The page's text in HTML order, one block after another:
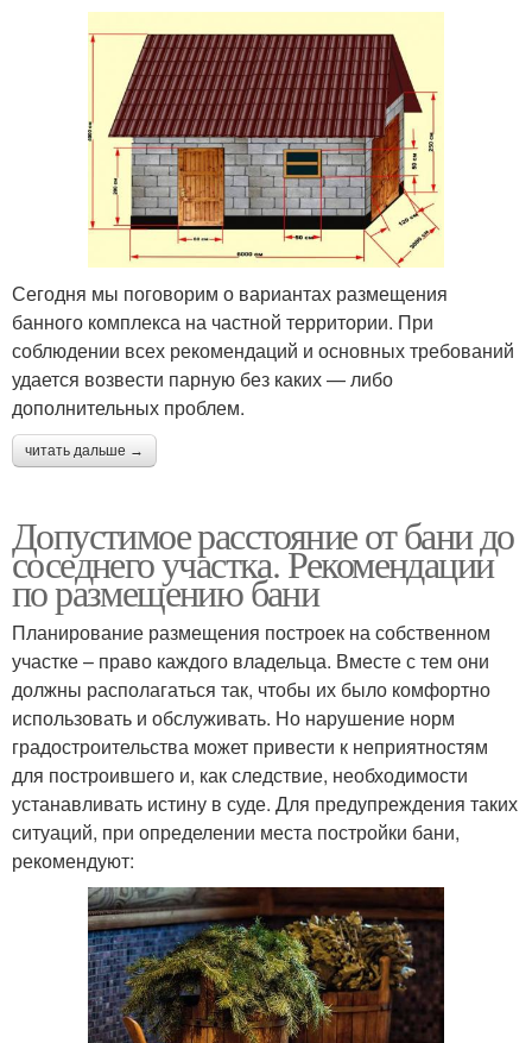
Сегодня мы поговорим о вариантах размещения
банного комплекса на частной территории. При
соблюдении всех рекомендаций и основных требований
удается возвести парную без каких — либо
дополнительных проблем.
читать дальше →
Допустимое расстояние от бани до
соседнего участка. Рекомендации
по размещению бани
Планирование размещения построек на собственном
участке – право каждого владельца. Вместе с тем они
должны располагаться так, чтобы их было комфортно
использовать и обслуживать. Но нарушение норм
градостроительства может привести к неприятностям
для построившего и, как следствие, необходимости
устанавливать истину в суде. Для предупреждения таких
ситуаций, при определении места постройки бани,
рекомендуют: